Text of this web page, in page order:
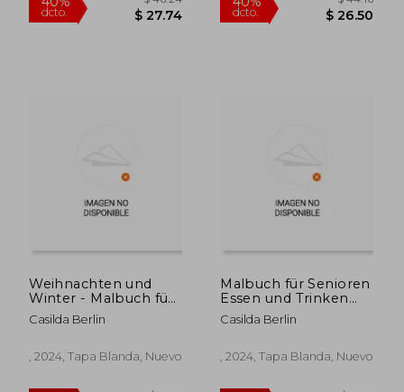
$ 28.43
Weihnachten und
Winter - Malbuch für
Senioren (en Alemán)
Casilda Berlin
, 2024, Tapa Blanda, Nuevo
Malbuch für Senioren
Essen und Trinken
(en Alemán)
Casilda Berlin
, 2024, Tapa Blanda, Nuevo